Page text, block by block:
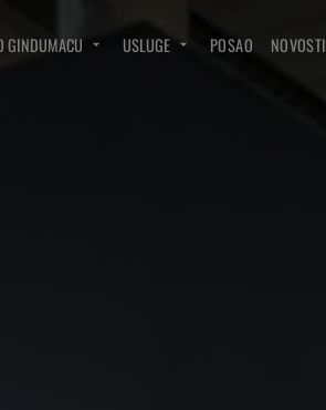
GINDUMACU USLUGE POSAO NOVOSTI